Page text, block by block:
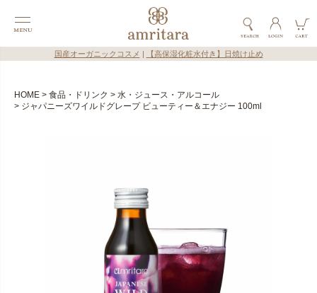
国産オーガニックコスメ 【高保湿化粧水付き】日焼け止め
HOME 食品・ドリンク
水・ジュース・アルコール
ジャパニーズワイルドグレープ ビューティー＆エナジー 100ml